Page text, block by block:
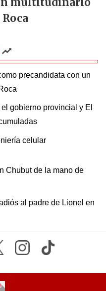
precandidata con un
gobierno provincial y El
celular
Chubut de la mano de
al padre de Lionel en